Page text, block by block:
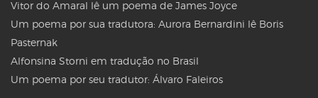
Vitor do Amaral lê um poema de James Joyce
Um poema por sua tradutora: Aurora Bernardini lê Boris
Pasternak
Alfonsina Storni em tradução no Brasil
Um poema por seu tradutor: Álvaro Faleiros